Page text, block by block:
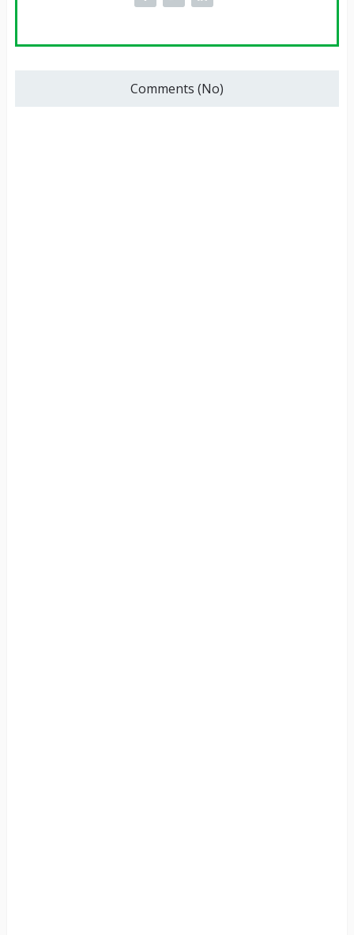
Comments (No)